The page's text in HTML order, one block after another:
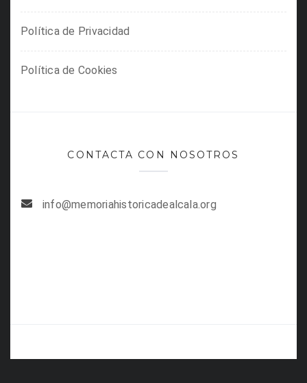
Política de Privacidad
Política de Cookies
CONTACTA CON NOSOTROS
info@memoriahistoricadealcala.org